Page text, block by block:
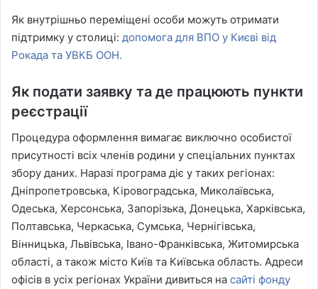
Як внутрішньо переміщені особи можуть отримати
підтримку у столиці: допомога для ВПО у Києві від
Рокада та УВКБ ООН.
Як подати заявку та де працюють пункти
реєстрації
Процедура оформлення вимагає виключно особистої
присутності всіх членів родини у спеціальних пунктах
збору даних. Наразі програма діє у таких регіонах:
Дніпропетровська, Кіровоградська, Миколаївська,
Одеська, Херсонська, Запорізька, Донецька, Харківська,
Полтавська, Черкаська, Сумська, Чернігівська,
Вінницька, Львівська, Івано-Франківська, Житомирська
області, а також місто Київ та Київська область. Адреси
офісів в усіх регіонах України дивиться на сайті фонду